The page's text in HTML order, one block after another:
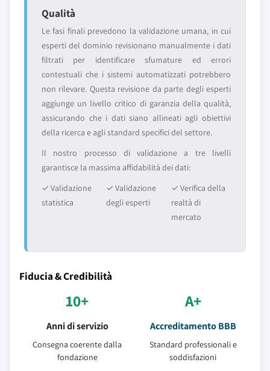
Qualità
Le fasi finali prevedono la validazione umana, in cui
esperti del dominio revisionano manualmente i dati
filtrati per identificare sfumature ed errori
contestuali che i sistemi automatizzati potrebbero
non rilevare. Questa revisione da parte degli esperti
aggiunge un livello critico di garanzia della qualità,
assicurando che i dati siano allineati agli obiettivi
della ricerca e agli standard specifici del settore.
Il nostro processo di validazione a tre livelli
garantisce la massima affidabilità dei dati:
✓ Validazione
statistica
✓ Validazione
degli esperti
✓ Verifica della
realtà di
mercato
Fiducia & Credibilità
10+
Anni di servizio
Consegna coerente dalla
fondazione
A+
Accreditamento BBB
Standard professionali e
soddisfazioni